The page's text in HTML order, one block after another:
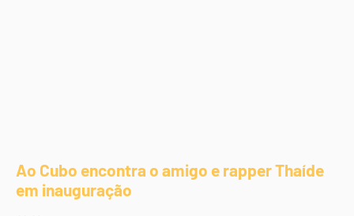
Ao Cubo encontra o amigo e rapper Thaíde
em inauguração